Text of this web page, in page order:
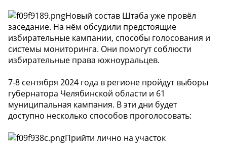
Новый состав Штаба уже провёл
заседание. На нём обсудили предстоящие
избирательные кампании, способы голосования и
системы мониторинга. Они помогут соблюсти
избирательные права южноуральцев.
7-8 сентября 2024 года в регионе пройдут выборы
губернатора Челябинской области и 61
муниципальная кампания. В эти дни будет
доступно несколько способов проголосовать:
Прийти лично на участок